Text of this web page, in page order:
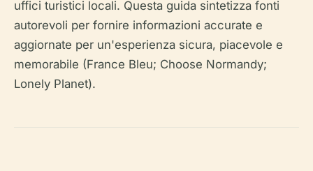
uffici turistici locali. Questa guida sintetizza fonti
autorevoli per fornire informazioni accurate e
aggiornate per un'esperienza sicura, piacevole e
memorabile (France Bleu; Choose Normandy;
Lonely Planet).